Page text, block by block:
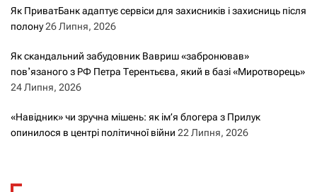
Як ПриватБанк адаптує сервіси для захисників і захисниць після
полону26 Липня, 2026
Як скандальний забудовник Вавриш «забронював»
повʼязаного з РФ Петра Терентьєва, який в базі «Миротворець»
24 Липня, 2026
«Навідник» чи зручна мішень: як ім’я блогера з Прилук
опинилося в центрі політичної війни 22 Липня, 2026